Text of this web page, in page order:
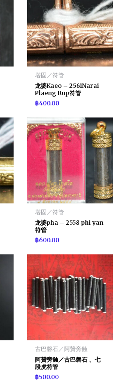
塔固／符管
龙婆Kaeo – 2561Narai
Plaeng Rup符管
฿400.00
塔固／符管
龙婆pha – 2558 phi yan
符管
฿600.00
古巴磐石／阿贊旁蝕
阿贊旁蝕／古巴磐石 、七
段虎符管
฿500.00